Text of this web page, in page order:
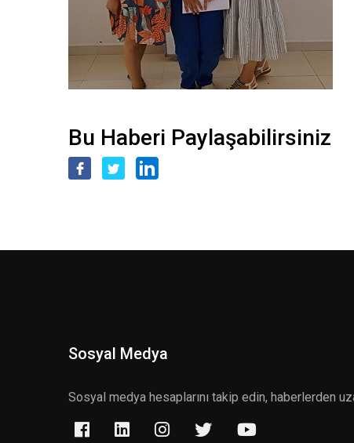
Bu Haberi Paylaşabilirsiniz
Sosyal Medya
Sosyal medya hesaplarını takip edin, haberlerden